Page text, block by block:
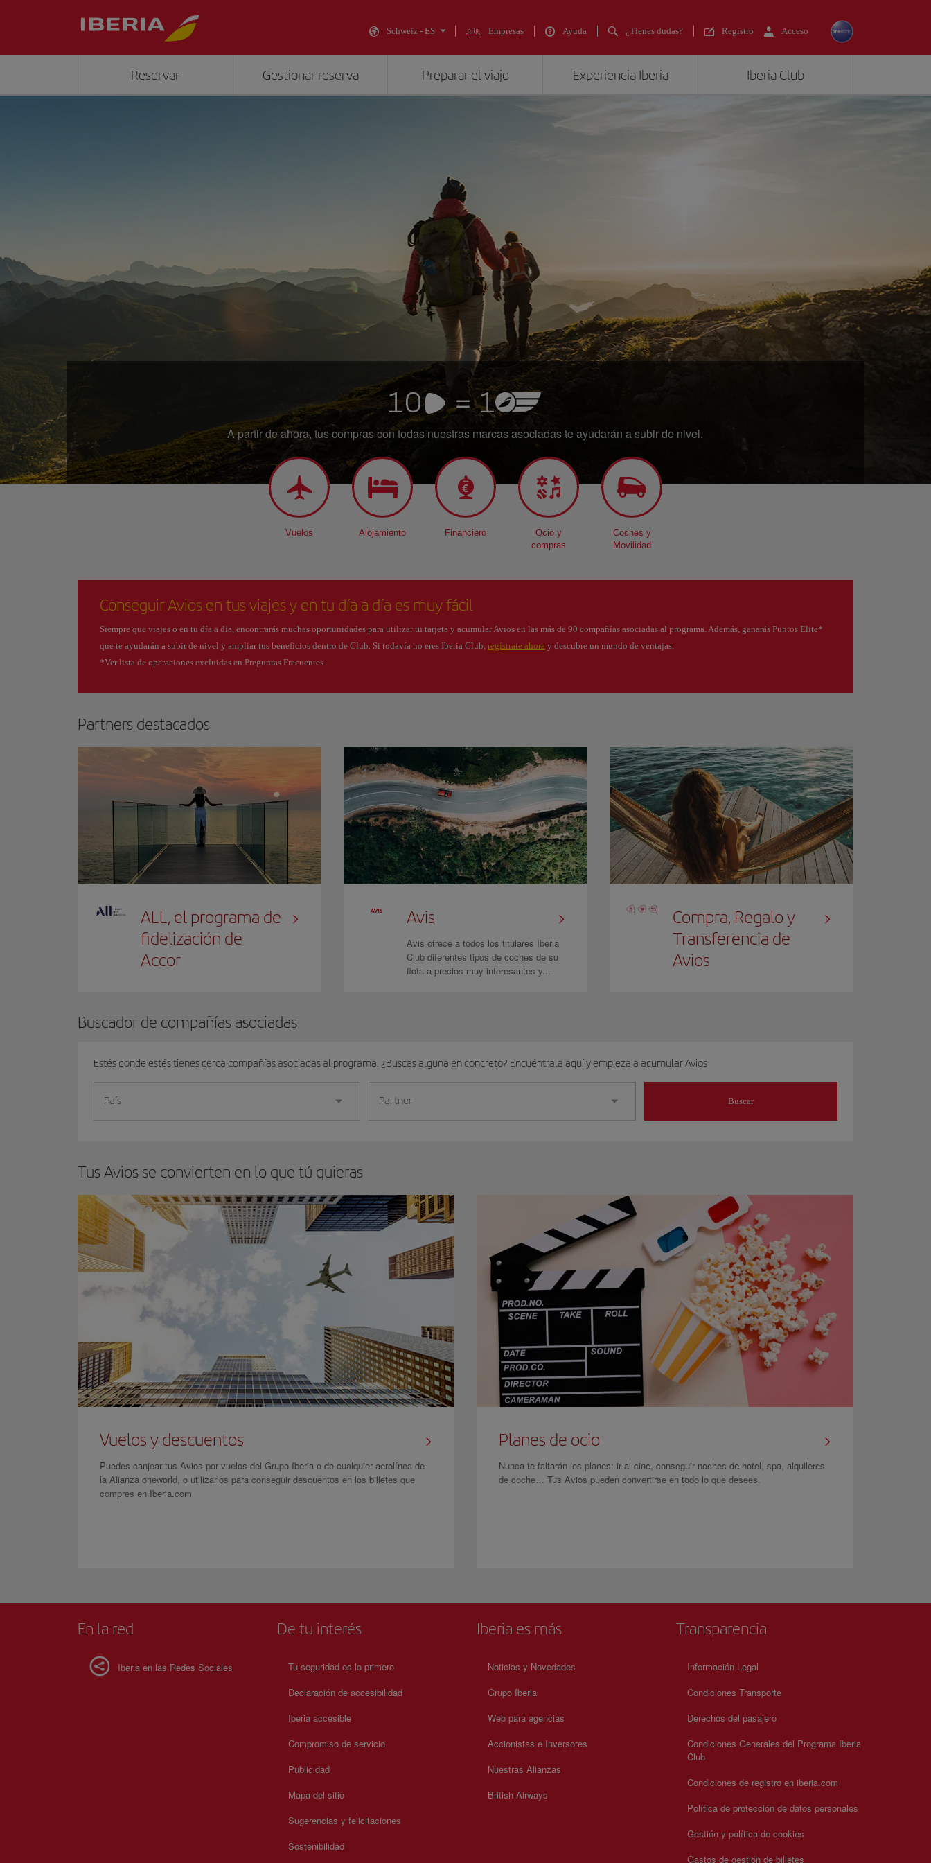
Schweiz - ES Empresas Ayuda ¿Tienes dudas? Registro Acceso
Reservar Gestionar reserva Preparar el viaje Experiencia Iberia
Iberia Club
A partir de ahora, tus compras con todas nuestras marcas asociadas te ayudarán a subir de nivel.
Vuelos Alojamiento Financiero
Ocio y
compras
Coches y
Movilidad
Conseguir Avios en tus viajes y en tu día a día es muy fácil
Siempre que viajes o en tu día a día, encontrarás muchas oportunidades para utilizar tu tarjeta y acumular Avios en las más de 90 compañías asociadas al programa. Además, ganarás Puntos Elite*
que te ayudarán a subir de nivel y ampliar tus beneficios dentro de Club. Si todavía no eres Iberia Club, regístrate ahora y descubre un mundo de ventajas.
*Ver lista de operaciones excluidas en Preguntas Frecuentes.
Partners destacados
ALL, el programa de
fidelización de
Accor
Avis
Avis ofrece a todos los titulares Iberia
Club diferentes tipos de coches de su
flota a precios muy interesantes y...
Compra, Regalo y
Transferencia de
Avios
Buscador de compañías asociadas
Estés donde estés tienes cerca compañías asociadas al programa. ¿Buscas alguna en concreto? Encuéntrala aquí y empieza a acumular Avios
País Partner Buscar
Tus Avios se convierten en lo que tú quieras
Vuelos y descuentos
Puedes canjear tus Avios por vuelos del Grupo Iberia o de cualquier aerolínea de
la Alianza oneworld, o utilizarlos para conseguir descuentos en los billetes que
compres en Iberia.com
Planes de ocio
Nunca te faltarán los planes: ir al cine, conseguir noches de hotel, spa, alquileres
de coche… Tus Avios pueden convertirse en todo lo que desees.
En la red
Iberia en las Redes Sociales
De tu interés
Tu seguridad es lo primero
Declaración de accesibilidad
Iberia accesible
Compromiso de servicio
Publicidad
Mapa del sitio
Sugerencias y felicitaciones
Sostenibilidad
Iberia es más
Noticias y Novedades
Grupo Iberia
Web para agencias
Accionistas e Inversores
Nuestras Alianzas
British Airways
Transparencia
Información Legal
Condiciones Transporte
Derechos del pasajero
Condiciones Generales del Programa Iberia
Club
Condiciones de registro en iberia.com
Política de protección de datos personales
Gestión y política de cookies
Gastos de gestión de billetes